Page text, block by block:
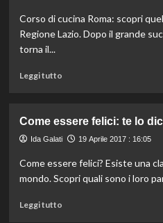
5
consigli
dato
Corso di cucina Roma: scopri
Regione Lazio. Dopo il grande
torna il...
Leggi tuttoLeggi
Sogni
di
uno
chef?
corso
Come essere felici: te lo
Ida Galati 19 Aprile 2017 : 16:05
Come essere felici? Esiste una
mondo. Scopri quali sono i loro
Leggi tuttoLeggi